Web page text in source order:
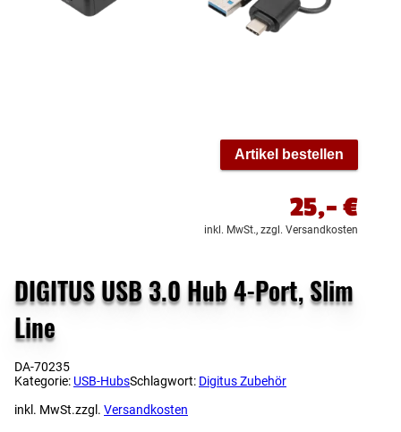
Artikel bestellen
25,-€
inkl. MwSt., zzgl. Versandkosten
DIGITUS USB 3.0 Hub 4-Port, Slim
Line
DA-70235
Kategorie: USB-HubsSchlagwort: Digitus Zubehör
inkl. MwSt.zzgl. Versandkosten